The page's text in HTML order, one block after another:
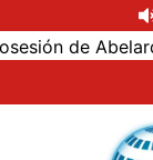
Abelardo